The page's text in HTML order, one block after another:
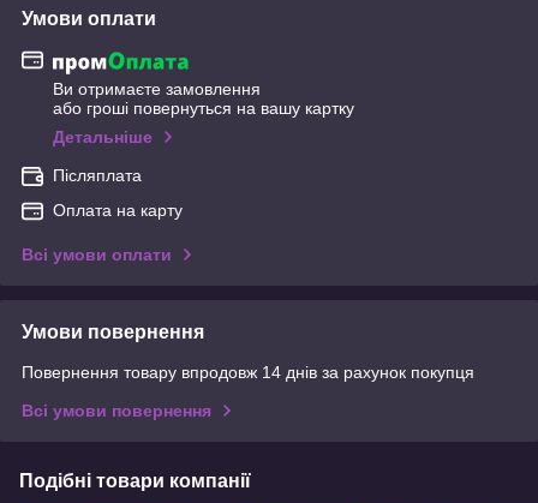
Умови оплати
Ви отримаєте замовлення
або гроші повернуться на вашу картку
Детальніше
Післяплата
Оплата на карту
Всі умови оплати
Умови повернення
Повернення товару впродовж 14 днів за рахунок покупця
Всі умови повернення
Подібні товари компанії